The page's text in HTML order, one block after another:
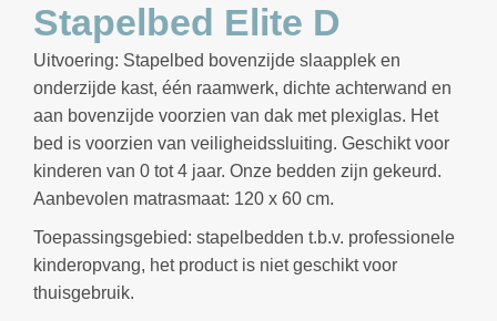
Stapelbed Elite D
Uitvoering: Stapelbed bovenzijde slaapplek en
onderzijde kast, één raamwerk, dichte achterwand en
aan bovenzijde voorzien van dak met plexiglas. Het
bed is voorzien van veiligheidssluiting. Geschikt voor
kinderen van 0 tot 4 jaar. Onze bedden zijn gekeurd.
Aanbevolen matrasmaat: 120 x 60 cm.
Toepassingsgebied: stapelbedden t.b.v. professionele
kinderopvang, het product is niet geschikt voor
thuisgebruik.